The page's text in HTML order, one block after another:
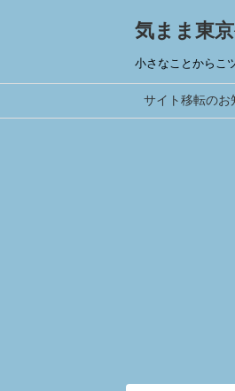
気まま東
小さなことからこ
サイト移転のお